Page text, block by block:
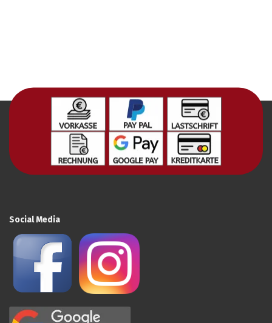
Social Media